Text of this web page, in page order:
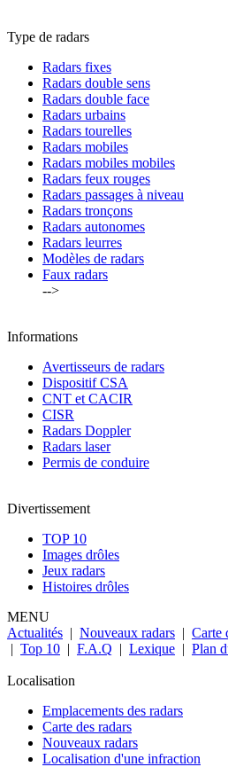
Type de radars
Radars fixes
Radars double sens
Radars double face
Radars urbains
Radars tourelles
Radars mobiles
Radars mobiles mobiles
Radars feux rouges
Radars passages à niveau
Radars tronçons
Radars autonomes
Radars leurres
Modèles de radars
Faux radars
-->
Informations
Avertisseurs de radars
Dispositif CSA
CNT et CACIR
CISR
Radars Doppler
Radars laser
Permis de conduire
Divertissement
TOP 10
Images drôles
Jeux radars
Histoires drôles
MENU
Actualités | Nouveaux radars | Carte
| Top 10 | F.A.Q | Lexique | Plan
Localisation
Emplacements des radars
Carte des radars
Nouveaux radars
Localisation d'une infraction